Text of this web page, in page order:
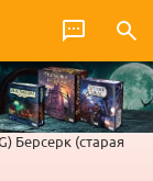
Берсерк (старая